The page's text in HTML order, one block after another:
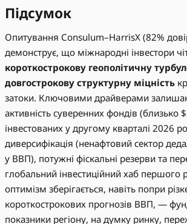
Підсумок
Опитування Consulum–HarrisX (82%
демонструє, що міжнародні інвестори
короткострокову геополітичну
довгострокову структурну міцність
затоки. Ключовими драйверами
активність суверенних фондів (близько
інвестованих у другому кварталі 2026
диверсифікація (ненафтовий сектор
у ВВП), потужні фіскальні резерви та
глобальний інвестиційний хаб першого
оптимізм зберігається, навіть попри
короткострокових прогнозів ВВП, —
показники регіону, на думку ринку,